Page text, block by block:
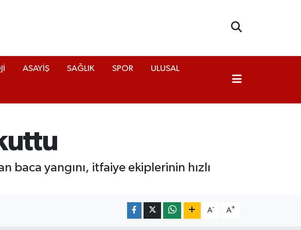
ASAYİŞ SAĞLIK SPOR ULUSAL
baca yangını, itfaiye ekiplerinin hızlı
A- A+